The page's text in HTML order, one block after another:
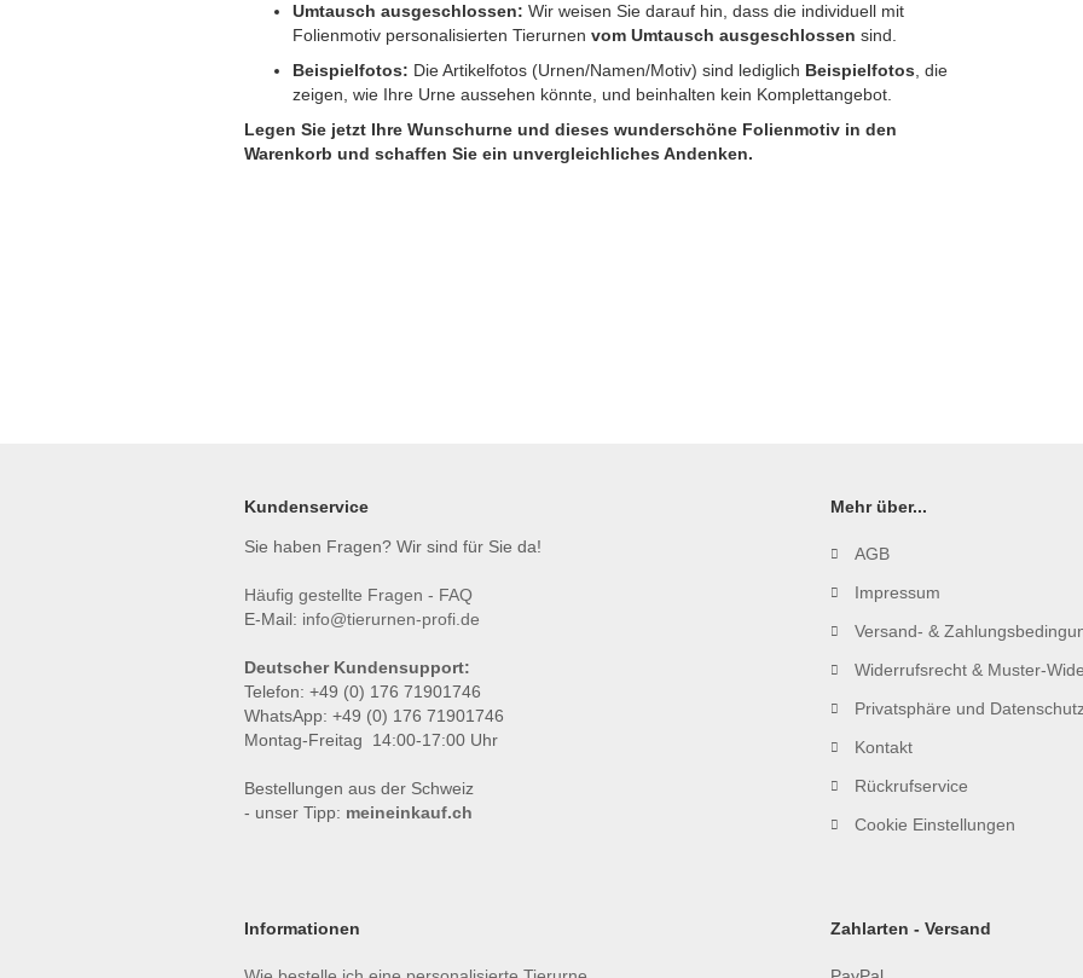
Umtausch ausgeschlossen: Wir weisen Sie darauf hin, dass die individuell mit
Folienmotiv personalisierten Tierurnen vom Umtausch ausgeschlossen sind.
Beispielfotos: Die Artikelfotos (Urnen/Namen/Motiv) sind lediglich Beispielfotos , die
zeigen, wie Ihre Urne aussehen könnte, und beinhalten kein Komplettangebot.
Legen Sie jetzt Ihre Wunschurne und dieses wunderschöne Folienmotiv in den
Warenkorb und schaffen Sie ein unvergleichliches Andenken.
Kundenservice
Sie haben Fragen? Wir sind für Sie da!
Häufig gestellte Fragen - FAQ
E-Mail: info@tierurnen-profi.de
Deutscher Kundensupport:
Telefon: +49 (0) 176 71901746
WhatsApp: +49 (0) 176 71901746
Montag-Freitag 14:00-17:00 Uhr
Bestellungen aus der Schweiz
- unser Tipp: meineinkauf.ch
Mehr über...
AGB
Impressum
Versand- &
Widerrufsrecht & Muster-
Privatsphäre und Datenschutz
Kontakt
Rückrufservice
Cookie Einstellungen
Informationen Zahlarten - Versand